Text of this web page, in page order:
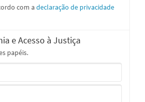
com a declaração de privacidade
e Acesso à Justiça
papéis.